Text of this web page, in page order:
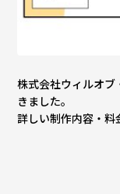
株式会社ウィルオ
きました。
詳しい制作内容・料